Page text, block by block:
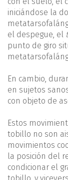
iniciándose la
el despegue, el
punto de giro
En cambio,
en sujetos
con objeto de
Estos
tobillo no son
movimientos
la posición del
condicionar el